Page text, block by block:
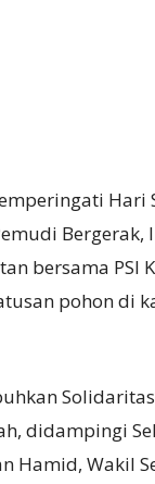
Bergerak,
bersama PSI
pohon di
didampingi
Hamid, Wakil